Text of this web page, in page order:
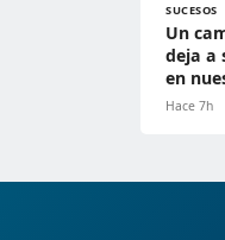
SUCESOS
Un
deja a
en
Hace 7h